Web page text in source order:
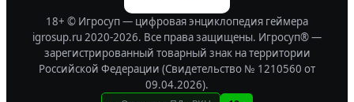
18+ © Игросуп — цифровая энциклопедия геймера
igrosup.ru 2020-2026. Все права защищены. Игросуп® —
зарегистрированный товарный знак на территории
Российской Федерации (Свидетельство № 1210560 от
09.04.2026).